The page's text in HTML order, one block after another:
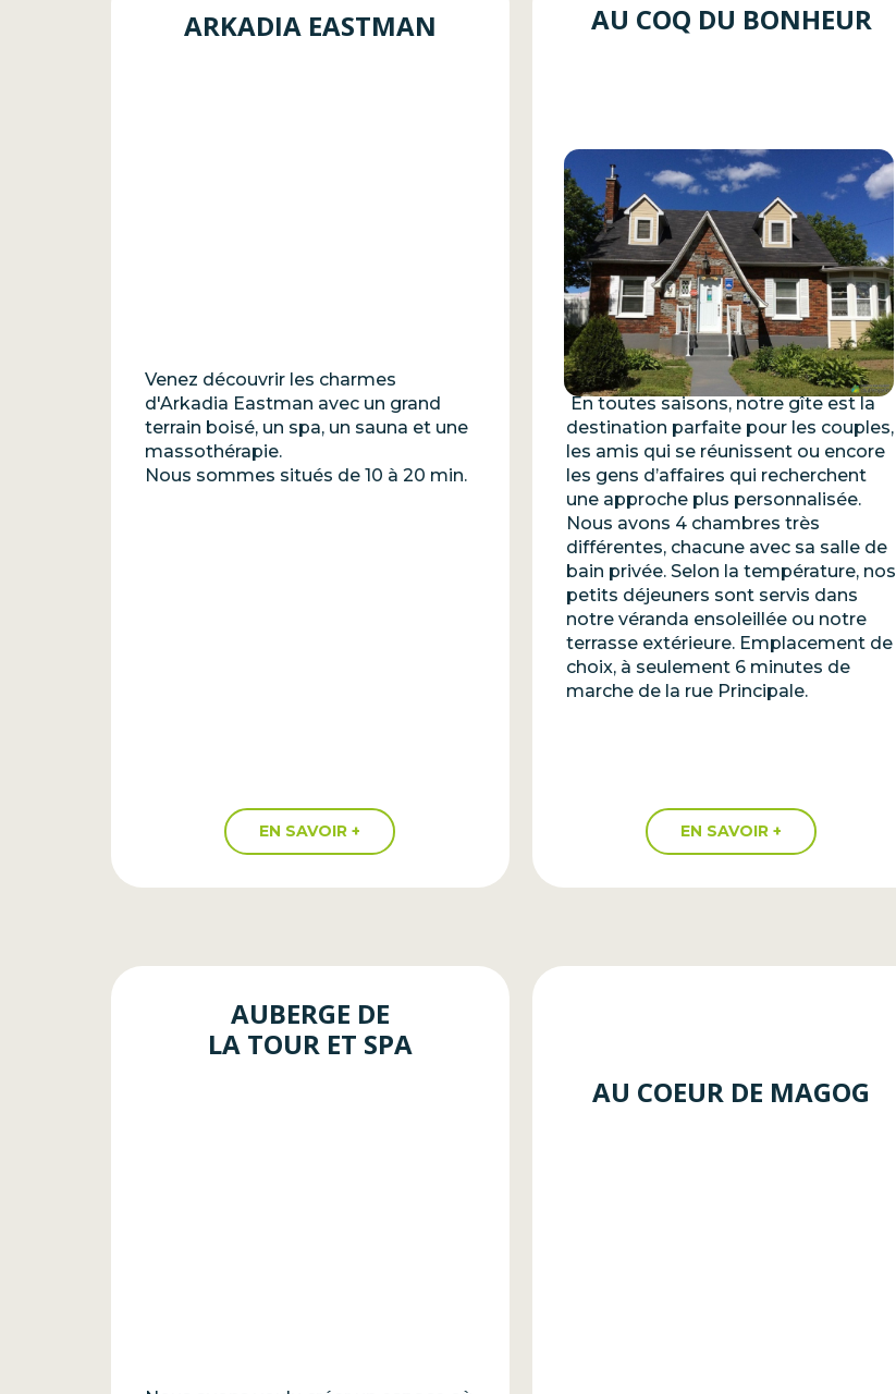
ARKADIA EASTMAN
Venez découvrir les charmes
d'Arkadia Eastman avec un grand
terrain boisé, un spa, un sauna et une
massothérapie.
Nous sommes situés de 10 à 20 min.
EN SAVOIR +
AU COQ DU BONHEUR
En toutes saisons, notre gîte est la
destination parfaite pour les couples,
les amis qui se réunissent ou encore
les gens d’affaires qui recherchent
une approche plus personnalisée.
Nous avons 4 chambres très
différentes, chacune avec sa salle de
bain privée. Selon la température, nos
petits déjeuners sont servis dans
notre véranda ensoleillée ou notre
terrasse extérieure. Emplacement de
choix, à seulement 6 minutes de
marche de la rue Principale.
EN SAVOIR +
AUBERGE DE
LA TOUR ET SPA
AU COEUR DE MAGOG